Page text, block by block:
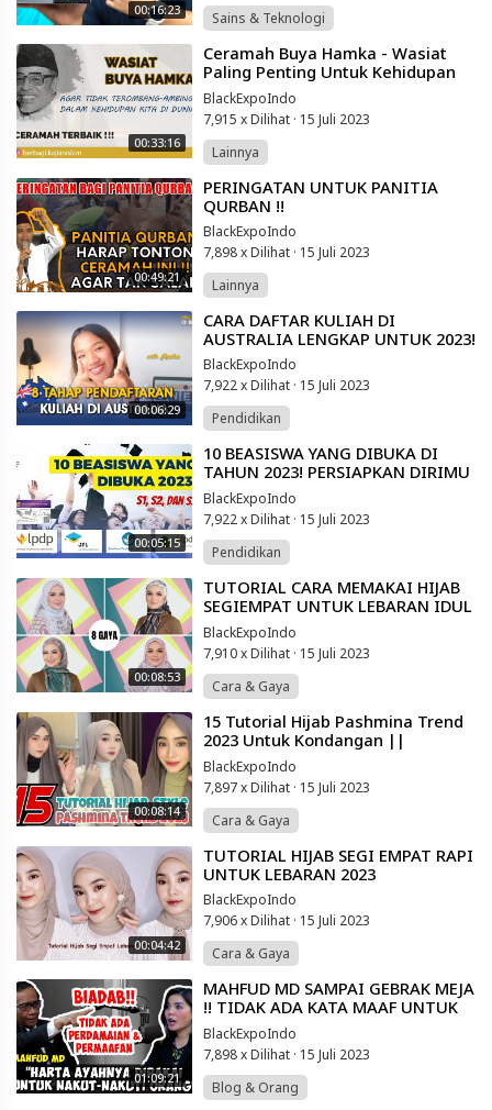
00:16:23
Sains & Teknologi
00:33:16
⁣Ceramah Buya Hamka - Wasiat
Paling Penting Untuk Kehidupan
Kita - Lakukan Ini dan Hidup
Tenang
BlackExpoIndo
7,915 x Dilihat · 15 Juli 2023
Lainnya
00:49:21
⁣PERINGATAN UNTUK PANITIA
QURBAN !!
BlackExpoIndo
7,898 x Dilihat · 15 Juli 2023
Lainnya
00:06:29
⁣CARA DAFTAR KULIAH DI
AUSTRALIA LENGKAP UNTUK 2023!
BlackExpoIndo
7,922 x Dilihat · 15 Juli 2023
Pendidikan
00:05:15
⁣10 BEASISWA YANG DIBUKA DI
TAHUN 2023! PERSIAPKAN DIRIMU
(UNTUK JENJANG S1,S2,S3)
BlackExpoIndo
7,922 x Dilihat · 15 Juli 2023
Pendidikan
00:08:53
⁣TUTORIAL CARA MEMAKAI HIJAB
SEGIEMPAT UNTUK LEBARAN IDUL
FITRI SIMPLE & KEKINIAN NGGA
PAKE RIBET
BlackExpoIndo
7,910 x Dilihat · 15 Juli 2023
Cara & Gaya
00:08:14
⁣15 Tutorial Hijab Pashmina Trend
2023 Untuk Kondangan ||
Lamaran || Simple Anti Ribet ✅
BlackExpoIndo
7,897 x Dilihat · 15 Juli 2023
Cara & Gaya
00:04:42
⁣TUTORIAL HIJAB SEGI EMPAT RAPI
UNTUK LEBARAN 2023
BlackExpoIndo
7,906 x Dilihat · 15 Juli 2023
Cara & Gaya
01:09:21
⁣MAHFUD MD SAMPAI GEBRAK MEJA
!! TIDAK ADA KATA MAAF UNTUK
MARIO DANDY !! | Friends of Merry
Riana
BlackExpoIndo
7,898 x Dilihat · 15 Juli 2023
Blog & Orang